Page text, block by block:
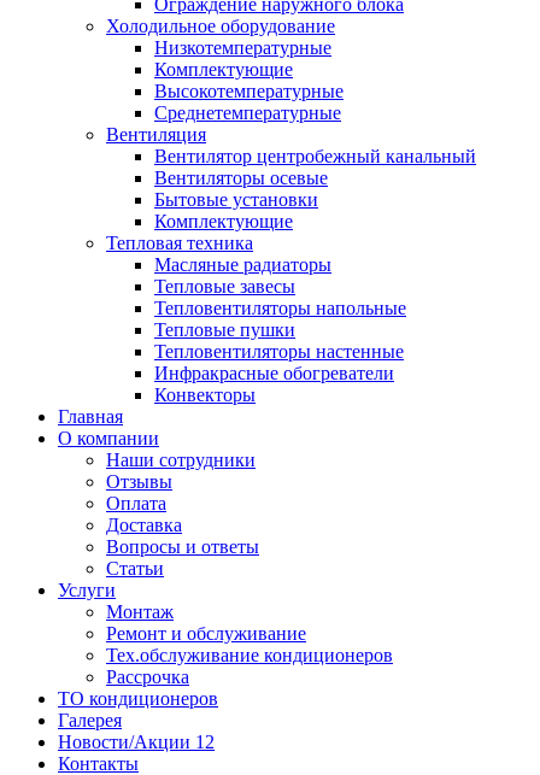
Ограждение наружного блока
Холодильное оборудование
Низкотемпературные
Комплектующие
Высокотемпературные
Среднетемпературные
Вентиляция
Вентилятор центробежный канальный
Вентиляторы осевые
Бытовые установки
Комплектующие
Тепловая техника
Масляные радиаторы
Тепловые завесы
Тепловентиляторы напольные
Тепловые пушки
Тепловентиляторы настенные
Инфракрасные обогреватели
Конвекторы
Главная
О компании
Наши сотрудники
Отзывы
Оплата
Доставка
Вопросы и ответы
Статьи
Услуги
Монтаж
Ремонт и обслуживание
Тех.обслуживание кондиционеров
Рассрочка
ТО кондиционеров
Галерея
Новости/Акции 12
Контакты